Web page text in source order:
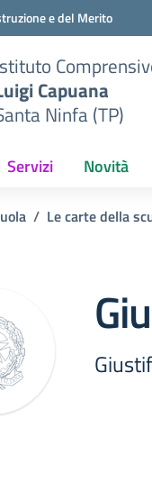
e del Merito
Capuana
Ninfa (TP)
Servizi Novità
Le carte della